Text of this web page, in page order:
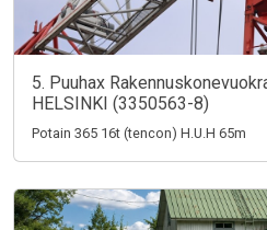
5. Puuhax
HELSINKI (3350563-8)
Potain 365 16t (tencon) H.U.H 65m